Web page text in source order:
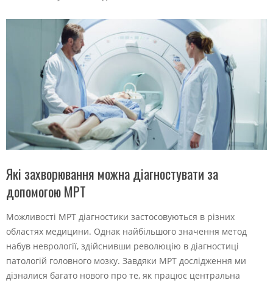
Які захворювання можна діагностувати за
допомогою МРТ
Можливості МРТ діагностики застосовуються в різних
областях медицини. Однак найбільшого значення метод
набув неврології, здійснивши революцію в діагностиці
патологій головного мозку. Завдяки МРТ дослідження ми
дізналися багато нового про те, як працює центральна